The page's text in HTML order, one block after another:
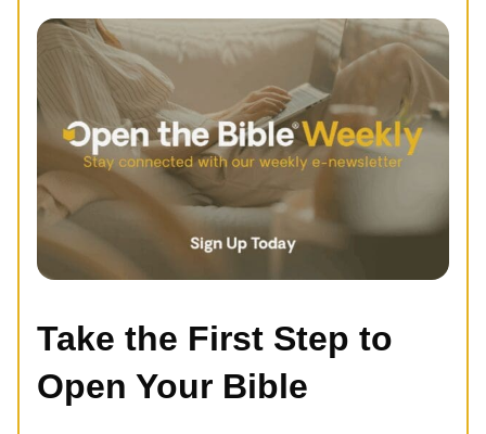
Take the First Step to
Open Your Bible